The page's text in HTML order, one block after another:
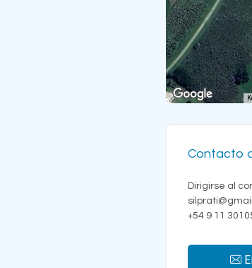
Contacto
Dirigirse al
+54 9 11